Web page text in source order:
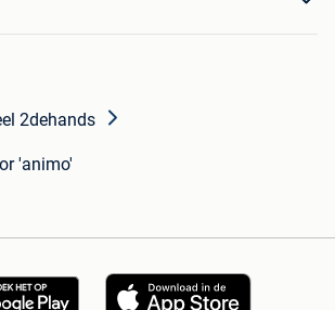
2dehands
'animo'